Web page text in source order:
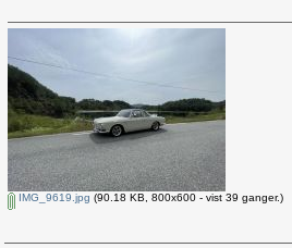
IMG_9619.jpg (90.18 KB, 800x600 - vist 39 ganger.)